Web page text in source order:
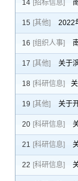
14 [招标信息]
15 [其他] 2022
16 [组织人事]
17 [其他] 关于
18 [科研信息]
19 [其他] 关于
20 [科研信息]
21 [科研信息]
22 [科研信息]